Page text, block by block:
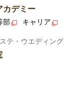
カデミー
部 キャリア
テ・ウエディング